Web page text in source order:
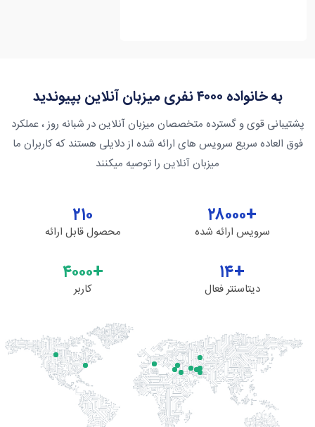
به خانواده ۴۰۰۰ نفری میزبان آنلاین بپیوندید
قوی و گسترده متخصصان میزبان آنلاین در شبانه روز ، عملکرد
فوق العاده سریع سرویس های ارائه شده از دلایلی هستند که کاربران ما
میزبان آنلاین را توصیه میکنند
سرویس ارائه شده
۲۱۰
محصول قابل ارائه
دیتاسنتر فعال کاربر